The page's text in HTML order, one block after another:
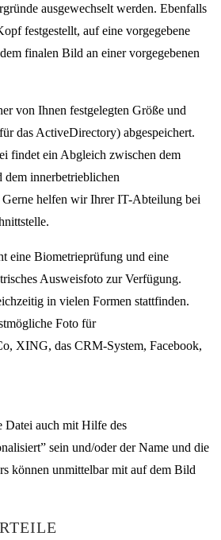
ausgewechselt werden. Ebenfalls
festgestellt, auf eine vorgegebene
finalen Bild an einer vorgegebenen
von Ihnen festgelegten Größe und
das ActiveDirectory) abgespeichert.
findet ein Abgleich zwischen dem
dem innerbetrieblichen
Gerne helfen wir Ihrer IT-Abteilung bei
eine Biometrieprüfung und eine
Ausweisfoto zur Verfügung.
in vielen Formen stattfinden.
Foto für
XING, das CRM-System, Facebook,
Datei auch mit Hilfe des
sein und/oder der Name und die
können unmittelbar mit auf dem Bild